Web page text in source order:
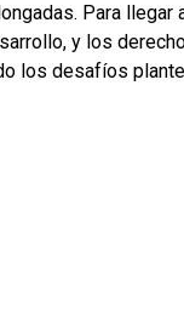
Para
y los
los desafíos